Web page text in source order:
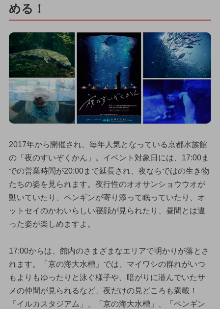
める！
2017年から開催され、毎年人気となっている京都水族館
の「夜のすいぞくかん」。イベント対象日には、17:00ま
での営業時間が20:00まで延長され、夜ならではの生き物
たちの姿を見られます。夜行性のオオサンショウウオが
動いていたり、ペンギンが寄り添って眠っていたり、オ
ットセイのかわいらしい寝顔が見られたり、昼間とは違
った姿が楽しめますよ。
17:00からは、館内のさまざまなエリアで明かりが落とさ
れます。「京の海大水槽」では、マイワシの群れがいつ
もよりもゆったりと泳ぐ様子や、暗がりに潜んでいたサ
メの仲間が見られるなど、夜だけの見どころも満載！
「イルカスタジアム」、「京の海大水槽」、「ペンギン